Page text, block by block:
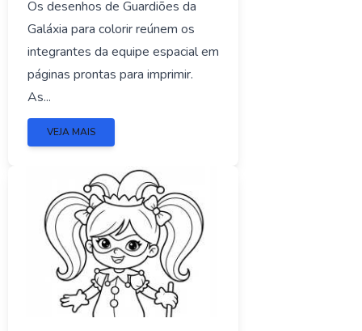
Os desenhos de Guardiões da
Galáxia para colorir reúnem os
integrantes da equipe espacial em
páginas prontas para imprimir.
As...
VEJA MAIS